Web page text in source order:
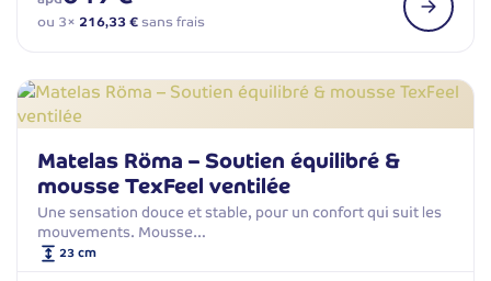
ou 3× 216,33 €sans frais
Matelas Röma – Soutien équilibré &
mousse TexFeel ventilée
Une sensation douce et stable, pour un confort qui suit les
mouvements. Mousse…
23 cm